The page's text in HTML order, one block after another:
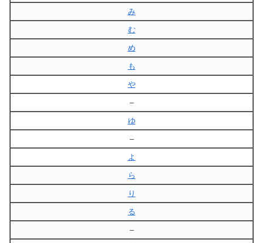
み
む
め
も
や
–
ゆ
–
よ
ら
り
る
–